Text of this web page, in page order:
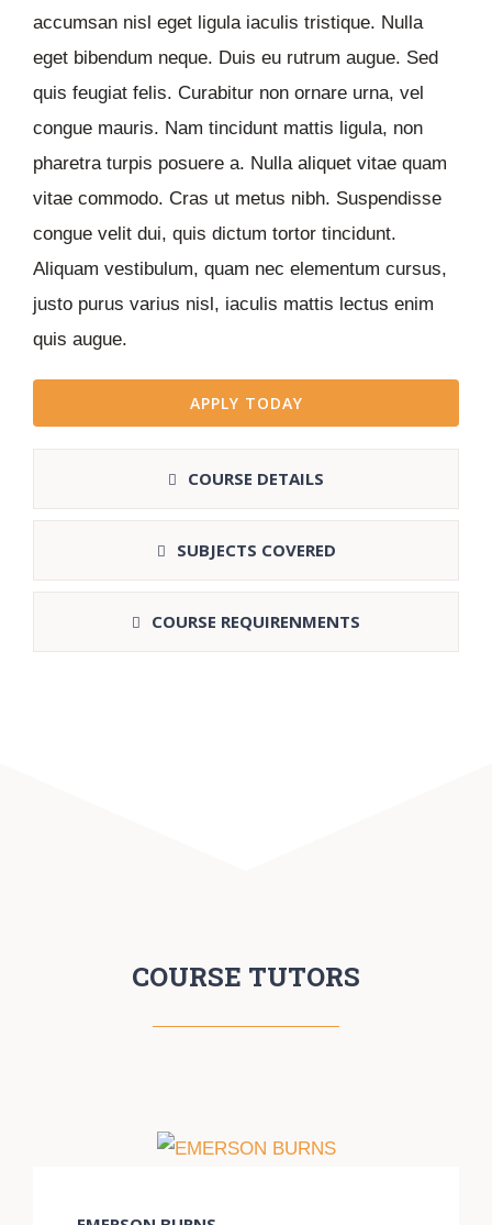
accumsan nisl eget ligula iaculis tristique. Nulla
eget bibendum neque. Duis eu rutrum augue. Sed
quis feugiat felis. Curabitur non ornare urna, vel
congue mauris. Nam tincidunt mattis ligula, non
pharetra turpis posuere a. Nulla aliquet vitae quam
vitae commodo. Cras ut metus nibh. Suspendisse
congue velit dui, quis dictum tortor tincidunt.
Aliquam vestibulum, quam nec elementum cursus,
justo purus varius nisl, iaculis mattis lectus enim
quis augue.
APPLY TODAY
COURSE DETAILS
SUBJECTS COVERED
COURSE REQUIRENMENTS
COURSE TUTORS